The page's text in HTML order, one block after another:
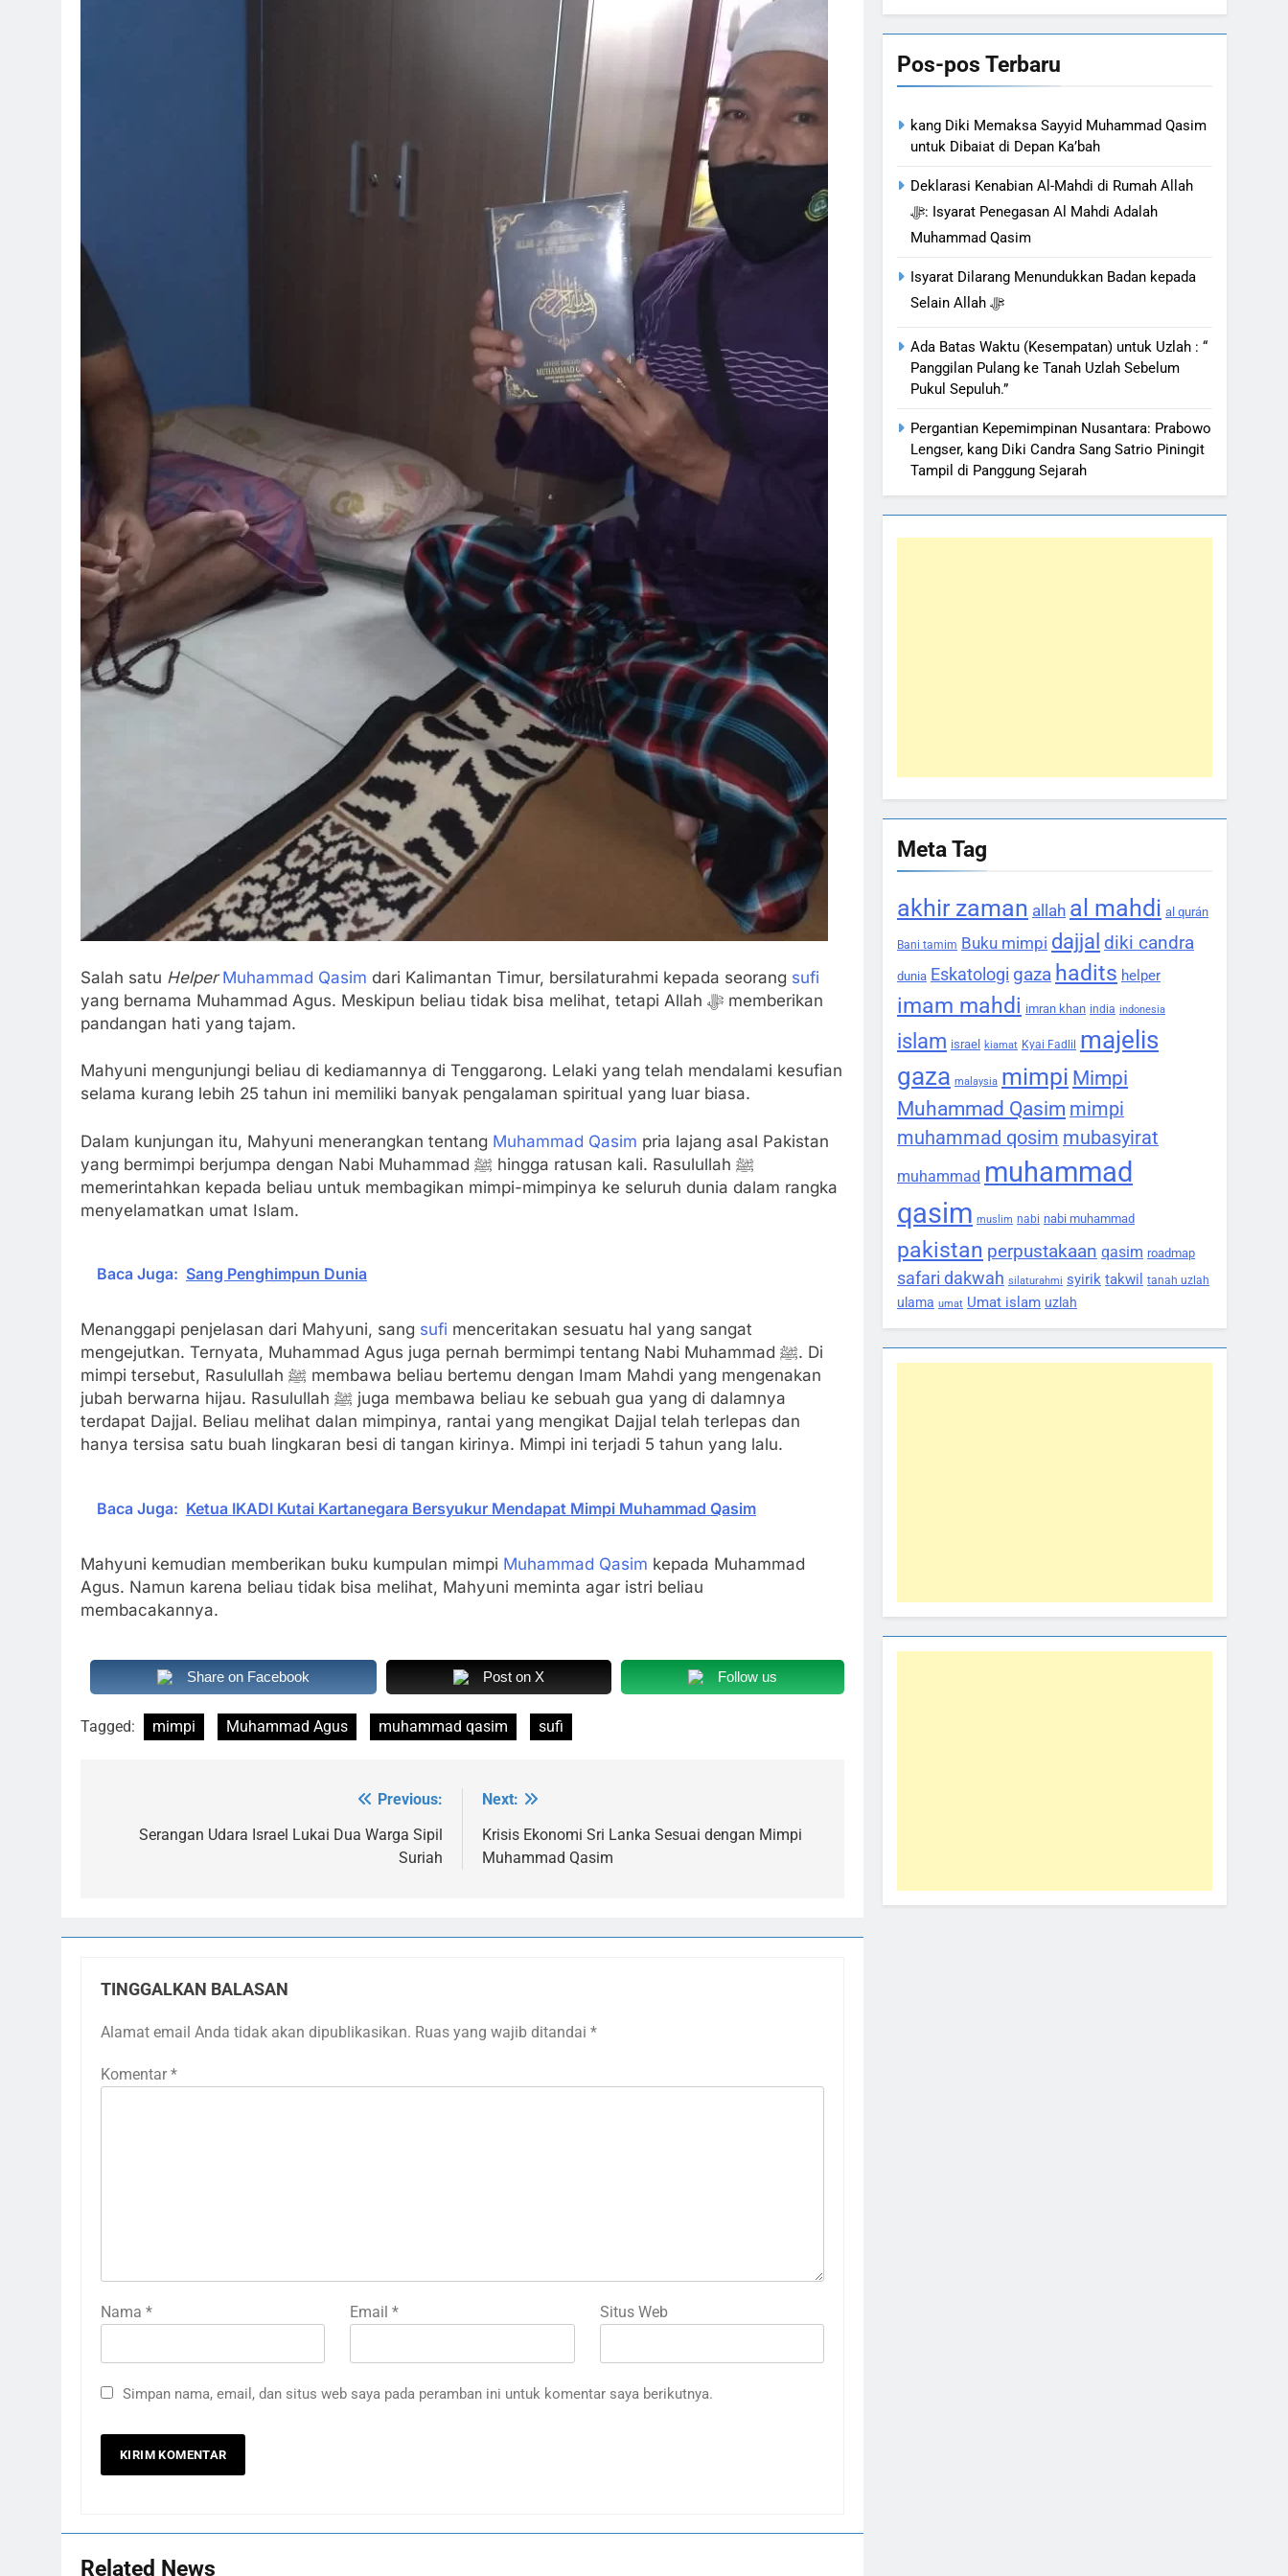
Identitas Muhammas Qasim Sebab Calon Imam Mahdi Masalah Tertutup dari Mayoritas Manusia, Kemuliaannya Jauh dari
Ketika Istikharah Dijawab Lewat Wajah (kang Diki) : Isyarat Petunjuk Melalui Jalan Hati
Salah satu Helper Muhammad Qasim dari Kalimantan Timur, bersilaturahmi kepada seorang sufi
yang bernama Muhammad Agus. Meskipun beliau tidak bisa melihat, tetapi Allah ﷻ memberikan
pandangan hati yang tajam.
Mahyuni mengunjungi beliau di kediamannya di Tenggarong. Lelaki yang telah mendalami kesufian
selama kurang lebih 25 tahun ini memiliki banyak pengalaman spiritual yang luar biasa.
Dalam kunjungan itu, Mahyuni menerangkan tentang Muhammad Qasim pria lajang asal Pakistan
yang bermimpi berjumpa dengan Nabi Muhammad ﷺ hingga ratusan kali. Rasulullah ﷺ
memerintahkan kepada beliau untuk membagikan mimpi-mimpinya ke seluruh dunia dalam rangka
menyelamatkan umat Islam.
Baca Juga: Sang Penghimpun Dunia
Menanggapi penjelasan dari Mahyuni, sang sufi menceritakan sesuatu hal yang sangat
mengejutkan. Ternyata, Muhammad Agus juga pernah bermimpi tentang Nabi Muhammad ﷺ. Di
mimpi tersebut, Rasulullah ﷺ membawa beliau bertemu dengan Imam Mahdi yang mengenakan
jubah berwarna hijau. Rasulullah ﷺ juga membawa beliau ke sebuah gua yang di dalamnya
terdapat Dajjal. Beliau melihat dalan mimpinya, rantai yang mengikat Dajjal telah terlepas dan
hanya tersisa satu buah lingkaran besi di tangan kirinya. Mimpi ini terjadi 5 tahun yang lalu.
Baca Juga: Ketua IKADI Kutai Kartanegara Bersyukur Mendapat Mimpi Muhammad Qasim
Mahyuni kemudian memberikan buku kumpulan mimpi Muhammad Qasim kepada Muhammad
Agus. Namun karena beliau tidak bisa melihat, Mahyuni meminta agar istri beliau
membacakannya.
Share on Facebook Post on X Follow us
Tagged: mimpi Muhammad Agus muhammad qasim sufi
Previous:
Serangan Udara Israel Lukai Dua Warga Sipil
Suriah
Next:
Krisis Ekonomi Sri Lanka Sesuai dengan Mimpi
Muhammad Qasim
TINGGALKAN BALASAN
Alamat email Anda tidak akan dipublikasikan. Ruas yang wajib ditandai *
Komentar *
Nama * Email* Situs Web
Simpan nama, email, dan situs web saya pada peramban ini untuk komentar saya berikutnya.
Related News
Pos-pos Terbaru
kang Diki Memaksa Sayyid Muhammad Qasim
untuk Dibaiat di Depan Ka’bah
Deklarasi Kenabian Al-Mahdi di Rumah Allah
ﷻ: Isyarat Penegasan Al Mahdi Adalah
Muhammad Qasim
Isyarat Dilarang Menundukkan Badan kepada
Selain Allah ﷻ
Ada Batas Waktu (Kesempatan) untuk Uzlah : “
Panggilan Pulang ke Tanah Uzlah Sebelum
Pukul Sepuluh.”
Pergantian Kepemimpinan Nusantara: Prabowo
Lengser, kang Diki Candra Sang Satrio Piningit
Tampil di Panggung Sejarah
Meta Tag
akhir zaman allah al mahdi al qurán
Bani tamim Buku mimpi dajjal diki candra
dunia Eskatologi gaza hadits helper
imam mahdi imran khan india indonesia
islam israel kiamat Kyai Fadlil
majelis
gaza malaysia mimpi Mimpi
Muhammad Qasim mimpi
muhammad qosim mubasyirat
muhammad muhammad
qasim muslim nabi nabi muhammad
pakistan perpustakaan qasim roadmap
safari dakwah silaturahmi syirik takwil tanah uzlah
ulama umat Umat islam uzlah